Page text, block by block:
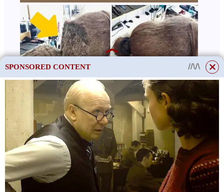
SPONSORED CONTENT